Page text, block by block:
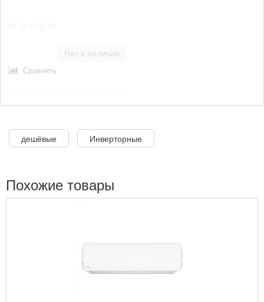
Нет в наличии
Сравнить
дешёвые Инверторные
Похожие товары